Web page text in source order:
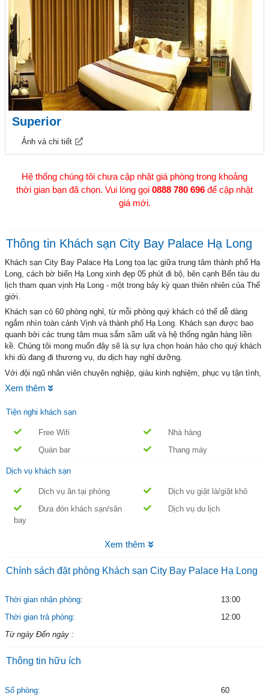
Superior
Ảnh và chi tiết
Hệ thống chúng tôi chưa cập nhật giá phòng trong khoảng
thời gian bạn đã chọn. Vui lòng gọi 0888 780 696 để cập nhật
giá mới.
Thông tin Khách sạn City Bay Palace Hạ Long
Khách sạn City Bay Palace Hạ Long tọa lạc giữa trung tâm thành phố Hạ
Long, cách bờ biển Hạ Long xinh đẹp 05 phút đi bộ, bên cạnh Bến tàu du
lịch tham quan vịnh Hạ Long - một trong bảy kỳ quan thiên nhiên của Thế
giới.
Khách sạn có 60 phòng nghỉ, từ mỗi phòng quý khách có thể dễ dàng
ngắm nhìn toàn cảnh Vịnh và thành phố Hạ Long. Khách sạn được bao
quanh bởi các trung tâm mua sắm sầm uất và hệ thống ngân hàng liền
kề. Chúng tôi mong muốn đây sẽ là sự lựa chọn hoàn hảo cho quý khách
khi dù đang đi thương vụ, du dịch hay nghỉ dưỡng.
Với đội ngũ nhân viên chuyên nghiệp, giàu kinh nghiệm, phục vụ tận tình,
chu đáo và hết sức thân thiện chắc chắn sẽ làm hài lòng quý khách.
Xem thêm
Tiện nghi khách sạn
Free Wifi
Nhà hàng
Quán bar
Thang máy
Dịch vụ khách sạn
Dịch vụ ăn tại phòng
Dịch vụ giặt là/giặt khô
Đưa đón khách sạn/sân
bay
Dịch vụ du lịch
Xem thêm
Chính sách đặt phòng Khách sạn City Bay Palace Hạ Long
Thời gian nhận phòng:
13:00
Thời gian trả phòng:
12:00
Từ ngày Đến ngày :
Thông tin hữu ích
Số phòng:
60